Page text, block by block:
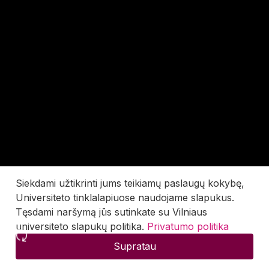
Siekdami užtikrinti jums teikiamų paslaugų kokybę,
Universiteto tinklalapiuose naudojame slapukus.
Tęsdami naršymą jūs sutinkate su Vilniaus
universiteto slapukų politika. Privatumo politika
Supratau